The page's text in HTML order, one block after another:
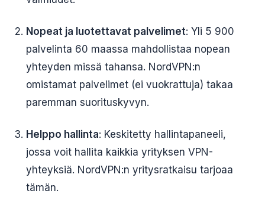
Nopeat ja luotettavat palvelimet: Yli 5 900
palvelinta 60 maassa mahdollistaa nopean
yhteyden missä tahansa. NordVPN:n
omistamat palvelimet (ei vuokrattuja) takaa
paremman suorituskyvyn.
Helppo hallinta: Keskitetty hallintapaneeli,
jossa voit hallita kaikkia yrityksen VPN-
yhteyksiä. NordVPN:n yritysratkaisu tarjoaa
tämän.